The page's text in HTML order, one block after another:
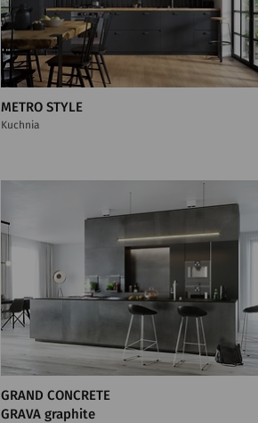
METRO STYLE
Kuchnia
GRAND CONCRETE
GRAVA graphite